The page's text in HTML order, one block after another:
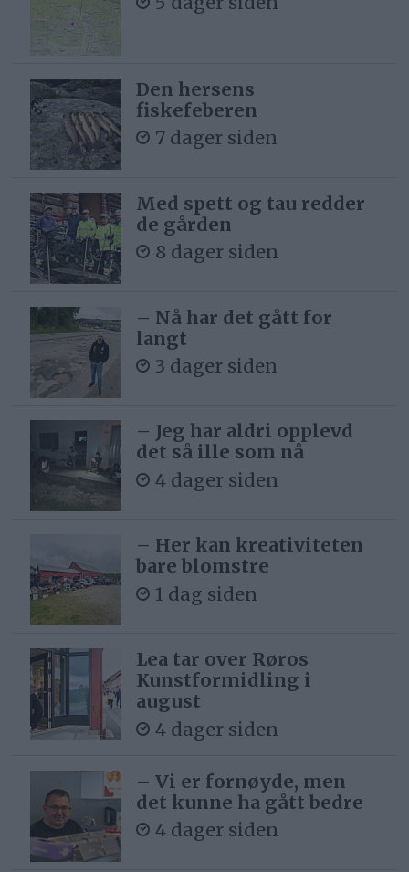
Den hersens
fiskefeberen
7 dager siden
Med spett og tau redder
de gården
8 dager siden
– Nå har det gått for
langt
3 dager siden
– Jeg har aldri opplevd
det så ille som nå
4 dager siden
– Her kan kreativiteten
bare blomstre
1 dag siden
Lea tar over Røros
Kunstformidling i
august
4 dager siden
– Vi er fornøyde, men
det kunne ha gått bedre
4 dager siden